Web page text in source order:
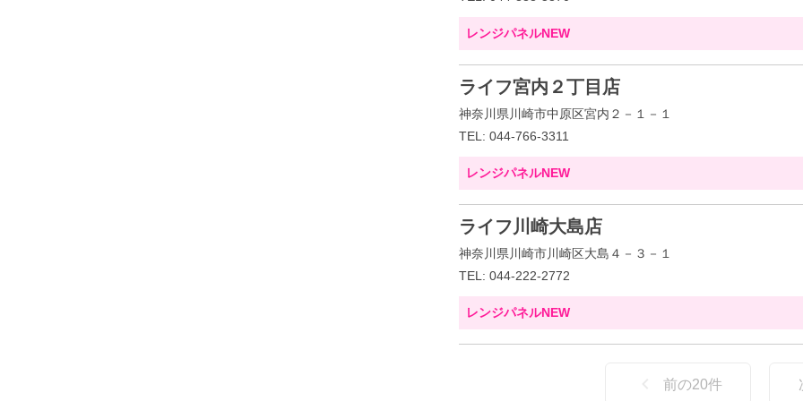
レンジパネルNEW
ライフ宮内２丁目店
神奈川県川崎市中原区宮内２－１－１
TEL: 044-766-3311
レンジパネルNEW
ライフ川崎大島店
神奈川県川崎市川崎区大島４－３－１
TEL: 044-222-2772
レンジパネルNEW
前の20件